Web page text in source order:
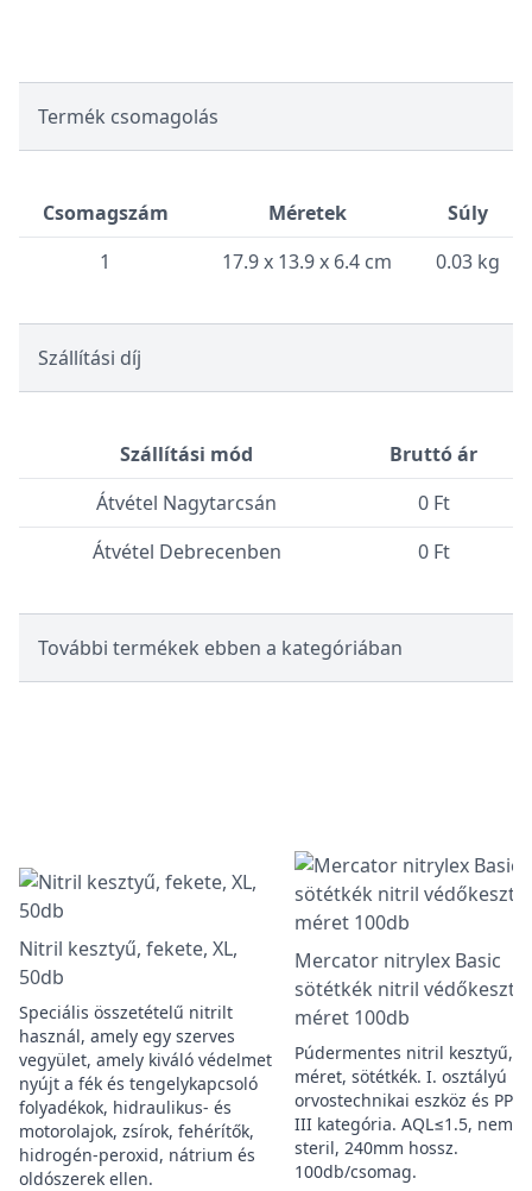
Termék csomagolás
Csomagszám Méretek
Súly
1
17.9 x 13.9 x 6.4 cm 0.03 kg
Szállítási díj
Szállítási mód
Bruttó ár
Átvétel Nagytarcsán
0 Ft
Átvétel Debrecenben
0 Ft
További termékek ebben a kategóriában
Nitril kesztyű, fekete, XL,
50db
Speciális összetételű nitrilt
használ, amely egy szerves
vegyület, amely kiváló védelmet
nyújt a fék és tengelykapcsoló
folyadékok, hidraulikus- és
motorolajok, zsírok, fehérítők,
hidrogén-peroxid, nátrium és
oldószerek ellen.
Mercator nitrylex Basic
sötétkék nitril
méret 100db
Púdermentes nitril kesztyű, L
méret, sötétkék. I. osztályú
orvostechnikai eszköz és PPE
III kategória. AQL≤1.5, nem
steril, 240mm hossz.
100db/csomag.